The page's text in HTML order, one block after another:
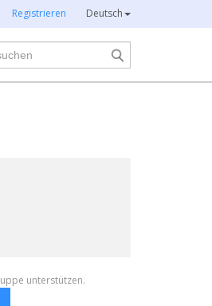
Registrieren Deutsch
unterstützen.